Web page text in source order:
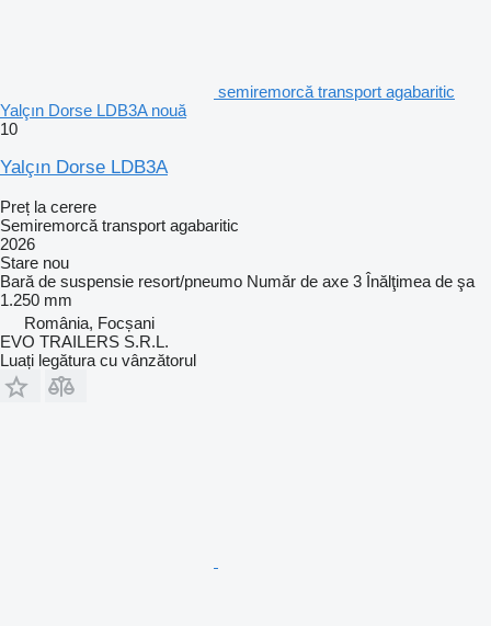
semiremorcă transport agabaritic
Yalçın Dorse LDB3A nouă
10
Yalçın Dorse LDB3A
Preț la cerere
Semiremorcă transport agabaritic
2026
Stare nou
Bară de suspensie resort/pneumo Număr de axe 3 Înălţimea de şa
1.250 mm
România, Focșani
EVO TRAILERS S.R.L.
Luați legătura cu vânzătorul